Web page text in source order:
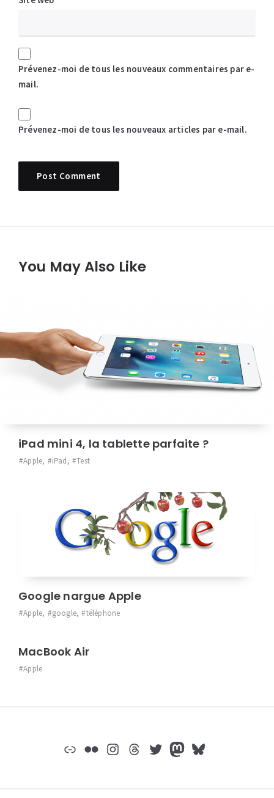
Prévenez-moi de tous les nouveaux commentaires par e-
mail.
Prévenez-moi de tous les nouveaux articles par e-mail.
You May Also Like
iPad mini 4, la tablette parfaite ?
Apple, iPad, Test
Google nargue Apple
Apple, google, téléphone
MacBook Air
Apple
LienFlickrInstagram
Threads
Twitter
Mastodon
Bluesky